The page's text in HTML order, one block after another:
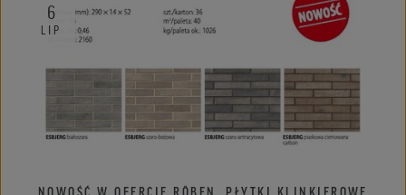
6
LIP
NOWOŚĆ W OFERCIE RÖBEN. PŁYTKI KLINKIEROWE